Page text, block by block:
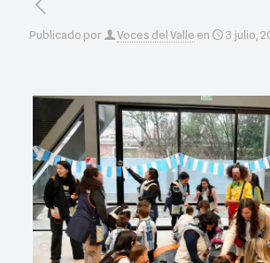
Publicado por Voces del Valle en 3 julio,